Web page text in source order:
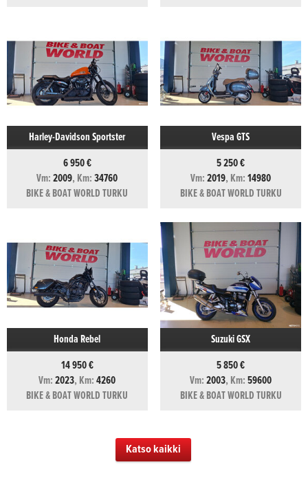
Harley-Davidson Sportster
6 950 €
Vm:2009, Km:34760
BIKE & BOAT WORLD TURKU
Vespa GTS
5 250 €
Vm:2019, Km:14980
BIKE & BOAT WORLD TURKU
Honda Rebel
14 950 €
Vm:2023, Km:4260
BIKE & BOAT WORLD TURKU
Suzuki GSX
5 850 €
Vm:2003, Km:59600
BIKE & BOAT WORLD TURKU
Katso kaikki